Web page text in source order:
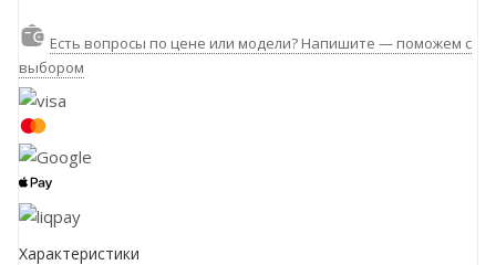
Есть вопросы по цене или модели? Напишите — поможем с
выбором
Характеристики